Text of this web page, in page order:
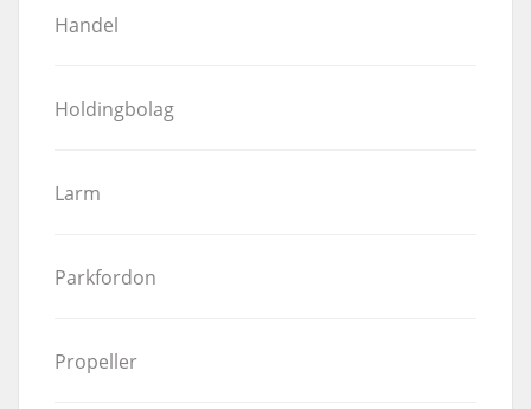
Handel
Holdingbolag
Larm
Parkfordon
Propeller